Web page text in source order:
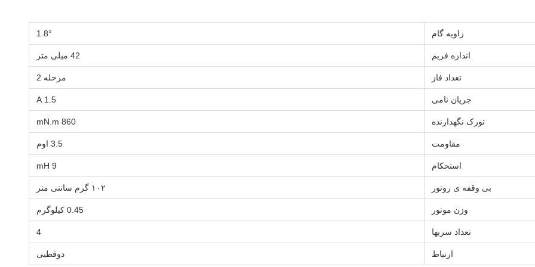
زاویه گام 1.8°
اندازه فریم 42 میلی متر
تعداد فاز مرحله 2
جریان نامی 1.5 A
تورک نگهدارنده 860 mN.m
مقاومت 3.5 اوم
استحکام 9 mH
بی وقفه ی روتور ۱۰۲ گرم سانتی متر
وزن موتور 0.45 کیلوگرم
تعداد سربها 4
ارتباط دوقطبی